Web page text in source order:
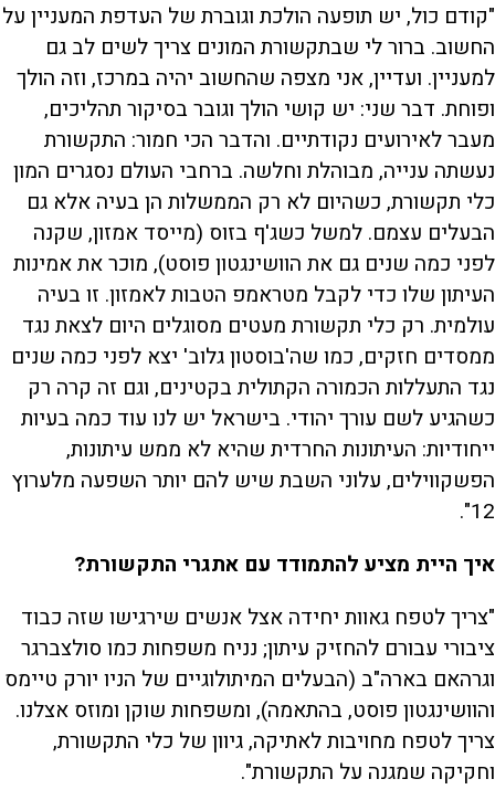
"קודם כול, יש תופעה הולכת וגוברת של העדפת המעניין על
החשוב. ברור לי שבתקשורת המונים צריך לשים לב גם
למעניין. ועדיין, אני מצפה שהחשוב יהיה במרכז, וזה הולך
ופוחת. דבר שני: יש קושי הולך וגובר בסיקור תהליכים,
מעבר לאירועים נקודתיים. והדבר הכי חמור: התקשורת
נעשתה ענייה, מבוהלת וחלשה. ברחבי העולם נסגרים המון
כלי תקשורת, כשהיום לא רק הממשלות הן בעיה אלא גם
הבעלים עצמם. למשל כשג'ף בזוס (מייסד אמזון, שקנה
לפני כמה שנים גם את הוושינגטון פוסט), מוכר את אמינות
העיתון שלו כדי לקבל מטראמפ הטבות לאמזון. זו בעיה
עולמית. רק כלי תקשורת מעטים מסוגלים היום לצאת נגד
ממסדים חזקים, כמו שה'בוסטון גלוב' יצא לפני כמה שנים
נגד התעללות הכמורה הקתולית בקטינים, וגם זה קרה רק
כשהגיע לשם עורך יהודי. בישראל יש לנו עוד כמה בעיות
ייחודיות: העיתונות החרדית שהיא לא ממש עיתונות,
הפשקווילים, עלוני השבת שיש להם יותר השפעה מלערוץ
12".
איך היית מציע להתמודד עם אתגרי התקשורת?
"צריך לטפח גאוות יחידה אצל אנשים שירגישו שזה כבוד
ציבורי עבורם להחזיק עיתון; נניח משפחות כמו סולצברגר
וגרהאם בארה"ב (הבעלים המיתולוגיים של הניו יורק טיימס
והוושינגטון פוסט, בהתאמה), ומשפחות שוקן ומוזס אצלנו.
צריך לטפח מחויבות לאתיקה, גיוון של כלי התקשורת,
וחקיקה שמגנה על התקשורת".